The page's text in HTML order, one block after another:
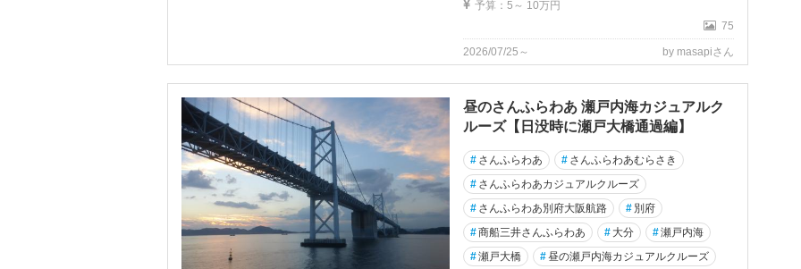
予算：5～ 10万円
75
2026/07/25～ by masapiさん
昼のさんふらわあ 瀬戸内海カジュアルク
ルーズ【日没時に瀬戸大橋通過編】
# さんふらわあ # さんふらわあむらさき
# さんふらわあカジュアルクルーズ
# さんふらわあ別府大阪航路 # 別府
#商船三井さんふらわあ # 大分 #瀬戸内海
#瀬戸大橋 #昼の瀬戸内海カジュアルクルーズ